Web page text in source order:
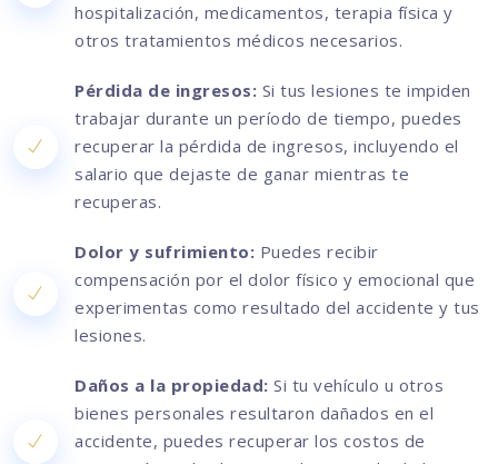
hospitalización, medicamentos, terapia física y
otros tratamientos médicos necesarios.
Pérdida de ingresos: Si tus lesiones te impiden
trabajar durante un período de tiempo, puedes
recuperar la pérdida de ingresos, incluyendo el
salario que dejaste de ganar mientras te
recuperas.
Dolor y sufrimiento: Puedes recibir
compensación por el dolor físico y emocional que
experimentas como resultado del accidente y tus
lesiones.
Daños a la propiedad: Si tu vehículo u otros
bienes personales resultaron dañados en el
accidente, puedes recuperar los costos de